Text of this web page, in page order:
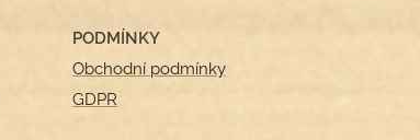
PODMÍNKY
Obchodní podmínky
GDPR